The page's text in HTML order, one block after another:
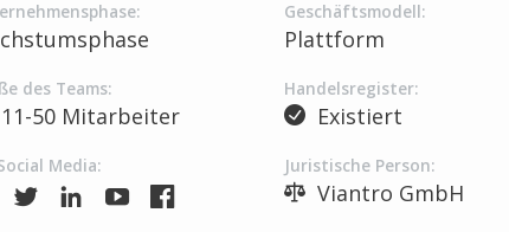
Geschäftsmodell:
Plattform
des Teams:
11-50 Mitarbeiter
Handelsregister:
Existiert
Media: Juristische Person:
Viantro GmbH